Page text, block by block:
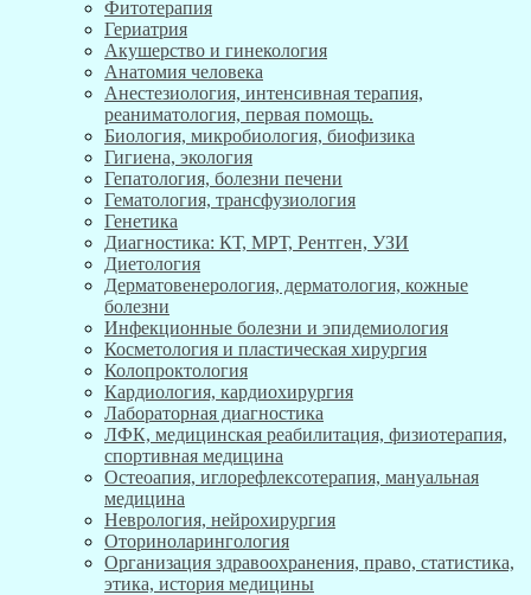
Фитотерапия
Гериатрия
Акушерство и гинекология
Анатомия человека
Анестезиология, интенсивная терапия,
реаниматология, первая помощь.
Биология, микробиология, биофизика
Гигиена, экология
Гепатология, болезни печени
Гематология, трансфузиология
Генетика
Диагностика: КТ, МРТ, Рентген, УЗИ
Диетология
Дерматовенерология, дерматология, кожные
болезни
Инфекционные болезни и эпидемиология
Косметология и пластическая хирургия
Колопроктология
Кардиология, кардиохирургия
Лабораторная диагностика
ЛФК, медицинская реабилитация, физиотерапия,
спортивная медицина
Остеоапия, иглорефлексотерапия, мануальная
медицина
Неврология, нейрохирургия
Оториноларингология
Организация здравоохранения, право, статистика,
этика, история медицины